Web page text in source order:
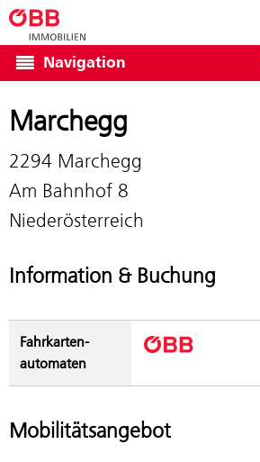
Navigation
Marchegg
2294 Marchegg
Am Bahnhof 8
Niederösterreich
Information & Buchung
Fahrkarten­
automaten
Mobilitätsangebot